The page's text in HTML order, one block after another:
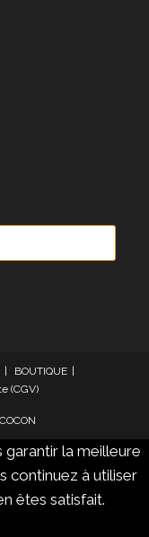
BOUTIQUE
(CGV)
la meilleure
continuez à utiliser
êtes satisfait.